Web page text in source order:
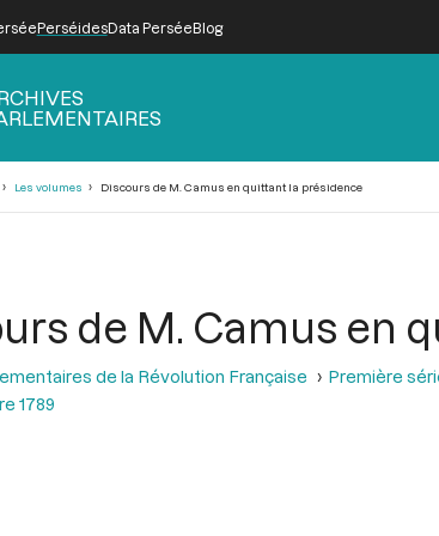
PerséidesData PerséeBlog
Les volumes Discours de M. Camus en quittant la présidence
de M. Camus en
de la Révolution Française Première
1789